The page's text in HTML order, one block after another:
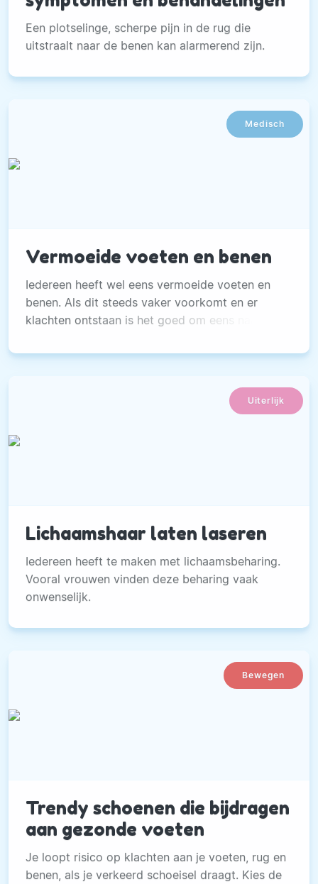
Een plotselinge, scherpe pijn in de rug die
uitstraalt naar de benen kan alarmerend zijn.
Medisch
Vermoeide voeten en benen
Iedereen heeft wel eens vermoeide voeten en
benen. Als dit steeds vaker voorkomt en er
klachten ontstaan is het goed om eens naar de
Uiterlijk
Lichaamshaar laten laseren
Iedereen heeft te maken met lichaamsbeharing.
Vooral vrouwen vinden deze beharing vaak
onwenselijk.
Bewegen
Trendy schoenen die bijdragen
aan gezonde voeten
Je loopt risico op klachten aan je voeten, rug en
benen, als je verkeerd schoeisel draagt. Kies de